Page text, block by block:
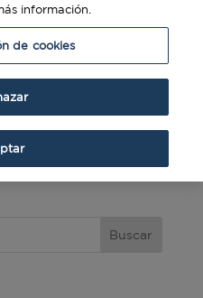
más tecnológico, la
los sistemas
empresa, ya que su
alcanzar
este White Paper,
información.
de cookies